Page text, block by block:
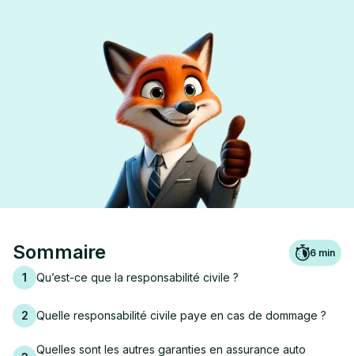
Sommaire 6 min
1 Qu’est-ce que la responsabilité civile ?
2 Quelle responsabilité civile paye en cas de dommage ?
Quelles sont les autres garanties en assurance auto